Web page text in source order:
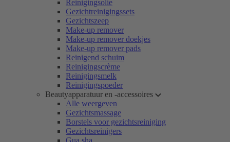
Reinigingsolie
Gezichtreinigingssets
Gezichtszeep
Make-up remover
Make-up remover doekjes
Make-up remover pads
Reinigend schuim
Reinigingscrème
Reinigingsmelk
Reinigingspoeder
Beautyapparatuur en -accessoires
Alle weergeven
Gezichtsmassage
Borstels voor gezichtsreiniging
Gezichtsreinigers
Gua sha